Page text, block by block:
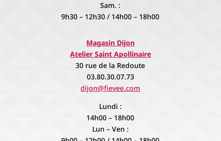
Sam. :
9h30 – 12h30 / 14h00 – 18h00
Magasin Dijon
Atelier Saint Apollinaire
30 rue de la Redoute
03.80.30.07.73
dijon@fievee.com
Lundi :
14h00 – 18h00
Lun – Ven :